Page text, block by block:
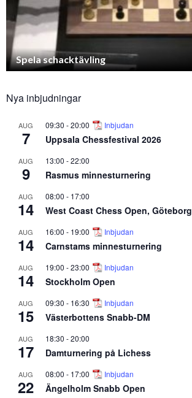
Spela schacktävling
Nya inbjudningar
AUG
7
09:30 -20:00 Inbjudan
Uppsala Chessfestival 2026
AUG
9
13:00 -22:00
Rasmus minnesturnering
AUG
14
08:00 - 17:00
West Coast Chess Open, Göteborg
AUG
14
16:00 - 19:00 Inbjudan
Carnstams minnesturnering
AUG
14
19:00 -23:00 Inbjudan
Stockholm Open
AUG
15
09:30 - 16:30 Inbjudan
Västerbottens Snabb-DM
AUG
17
18:30 -20:00
Damturnering på Lichess
AUG
22
08:00 - 17:00 Inbjudan
Ängelholm Snabb Open